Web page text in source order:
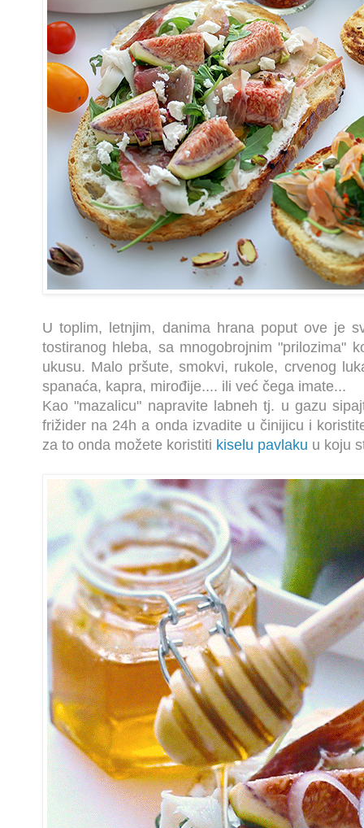
U toplim, letnjim, danima hrana poput ove je
tostiranog hleba, sa mnogobrojnim "prilozima"
ukusu. Malo pršute, smokvi, rukole, crvenog
spanaća, kapra, mirođije.... ili već čega imate...
Kao "mazalicu" napravite labneh tj. u gazu
frižider na 24h a onda izvadite u činijicu i
za to onda možete koristiti kiselu pavlaku u koju